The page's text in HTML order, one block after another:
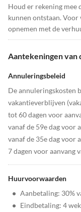
Houd er rekening mee
kunnen ontstaan.
opnemen met de
Aantekeningen
Annuleringsbeleid
De annuleringskosten
vakantieverblijven
tot 60 dagen voor
vanaf de 59e dag voor
vanaf de 35e dag voor
7 dagen voor aanvang
Huurvoorwaarden
• Aanbetaling: 30%
• Eindbetaling: 4